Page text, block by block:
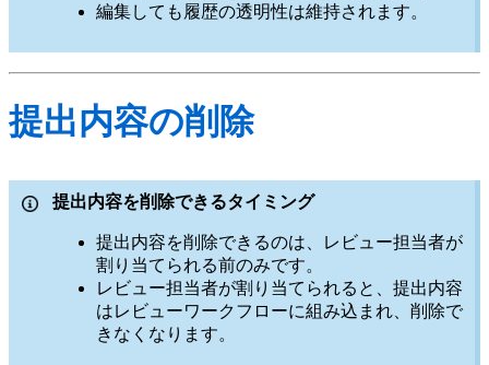
編集しても履歴の透明性は維持されます。
提出内容の削除
提出内容を削除できるタイミング
提出内容を削除できるのは、レビュー担当者が
割り当てられる前のみです。
レビュー担当者が割り当てられると、提出内容
はレビューワークフローに組み込まれ、削除で
きなくなります。